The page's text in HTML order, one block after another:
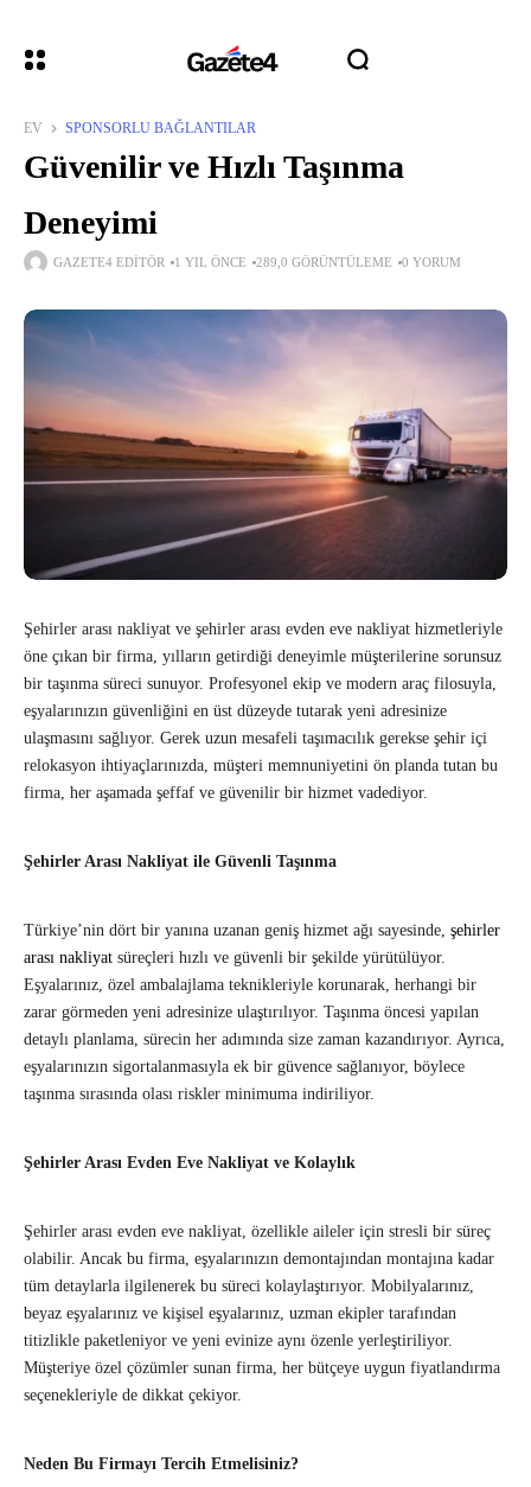
EV SPONSORLU BAĞLANTILAR
Güvenilir ve Hızlı Taşınma
Deneyimi
GAZETE4 EDITÖR 1 YIL ÖNCE 289,0 GÖRÜNTÜLEME 0 YORUM
Şehirler arası nakliyat ve şehirler arası evden eve nakliyat hizmetleriyle
öne çıkan bir firma, yılların getirdiği deneyimle müşterilerine sorunsuz
bir taşınma süreci sunuyor. Profesyonel ekip ve modern araç filosuyla,
eşyalarınızın güvenliğini en üst düzeyde tutarak yeni adresinize
ulaşmasını sağlıyor. Gerek uzun mesafeli taşımacılık gerekse şehir içi
relokasyon ihtiyaçlarınızda, müşteri memnuniyetini ön planda tutan bu
firma, her aşamada şeffaf ve güvenilir bir hizmet vadediyor.
Şehirler Arası Nakliyat ile Güvenli Taşınma
Türkiye’nin dört bir yanına uzanan geniş hizmet ağı sayesinde, şehirler
arası nakliyat süreçleri hızlı ve güvenli bir şekilde yürütülüyor.
Eşyalarınız, özel ambalajlama teknikleriyle korunarak, herhangi bir
zarar görmeden yeni adresinize ulaştırılıyor. Taşınma öncesi yapılan
detaylı planlama, sürecin her adımında size zaman kazandırıyor. Ayrıca,
eşyalarınızın sigortalanmasıyla ek bir güvence sağlanıyor, böylece
taşınma sırasında olası riskler minimuma indiriliyor.
Şehirler Arası Evden Eve Nakliyat ve Kolaylık
Şehirler arası evden eve nakliyat, özellikle aileler için stresli bir süreç
olabilir. Ancak bu firma, eşyalarınızın demontajından montajına kadar
tüm detaylarla ilgilenerek bu süreci kolaylaştırıyor. Mobilyalarınız,
beyaz eşyalarınız ve kişisel eşyalarınız, uzman ekipler tarafından
titizlikle paketleniyor ve yeni evinize aynı özenle yerleştiriliyor.
Müşteriye özel çözümler sunan firma, her bütçeye uygun fiyatlandırma
seçenekleriyle de dikkat çekiyor.
Neden Bu Firmayı Tercih Etmelisiniz?